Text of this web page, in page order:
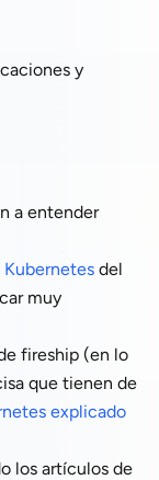
y
a entender
del
muy
fireship (en lo
que tienen de
explicado
los artículos de